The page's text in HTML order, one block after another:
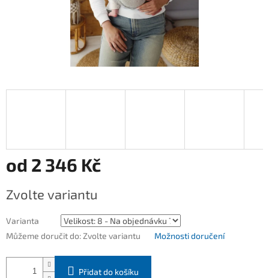
od 2 346 Kč
cena:
Zvolte variantu
Varianta
Můžeme doručit do: Zvolte variantu Možnosti doručení
Přidat do košíku